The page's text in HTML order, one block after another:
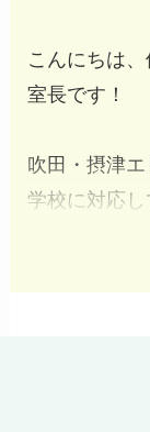
こんにちは
室長です！
吹田・摂津
学校に対応
くことがよ